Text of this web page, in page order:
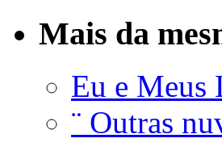
Mais da
Eu e Meus
¨ Outras